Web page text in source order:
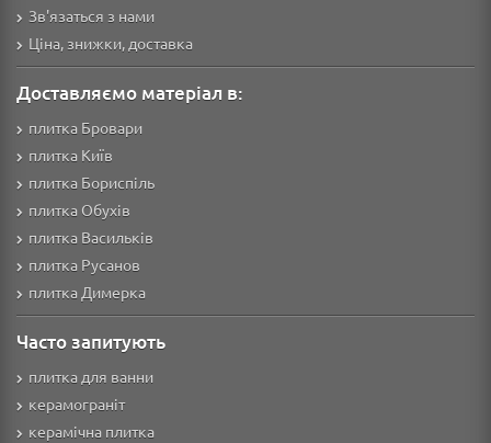
Зв'язаться з нами
Ціна, знижки, доставка
Доставляємо матеріал в:
плитка Бровари
плитка Київ
плитка Бориспіль
плитка Обухів
плитка Васильків
плитка Русанов
плитка Димерка
Часто запитують
плитка для ванни
керамограніт
керамічна плитка